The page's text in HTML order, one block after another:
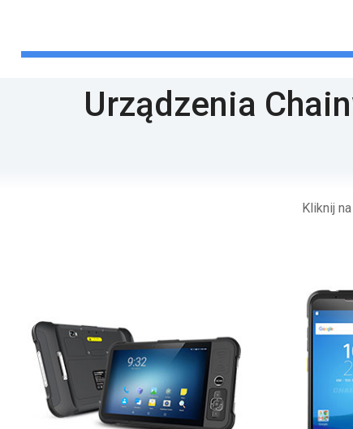
Urządzenia
Kliknij